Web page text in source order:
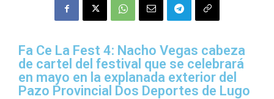
Fa Ce La Fest 4: Nacho Vegas cabeza
de cartel del festival que se celebrará
en mayo en la explanada exterior del
Pazo Provincial Dos Deportes de Lugo